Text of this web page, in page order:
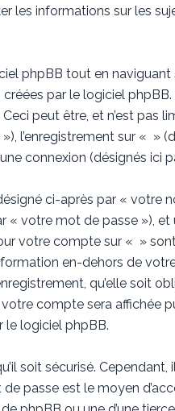
les informations sur les
phpBB tout en
par le logiciel
peut être, et n’est pas
l’enregistrement sur « »
connexion (désignés ici
ci-après par « votre
votre mot de passe »),
votre compte sur « »
en-dehors de
qu’elle soit
compte sera affichée
le logiciel phpBB.
soit sécurisé.
passe est le moyen